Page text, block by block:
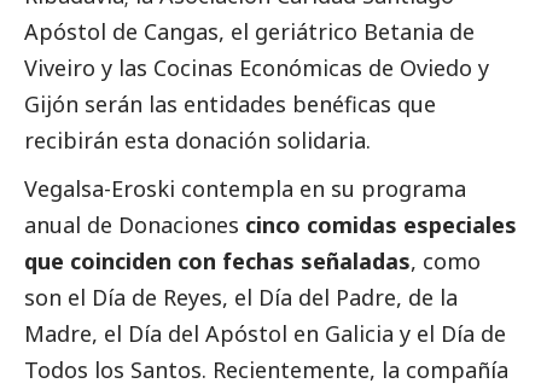
Apóstol de Cangas, el geriátrico Betania de
Viveiro y las Cocinas Económicas de Oviedo y
Gijón serán las entidades benéficas que
recibirán esta donación solidaria.
Vegalsa-Eroski contempla en su programa
anual de Donaciones cinco comidas especiales
que coinciden con fechas señaladas, como
son el Día de Reyes, el Día del Padre, de la
Madre, el Día del Apóstol en Galicia y el Día de
Todos los Santos. Recientemente, la compañía